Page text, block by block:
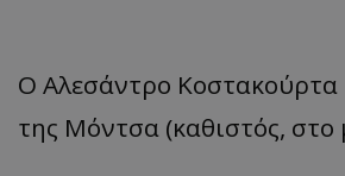
Ο Αλεσάντρο Κοστακούρτα
της Μόντσα (καθιστός, στο